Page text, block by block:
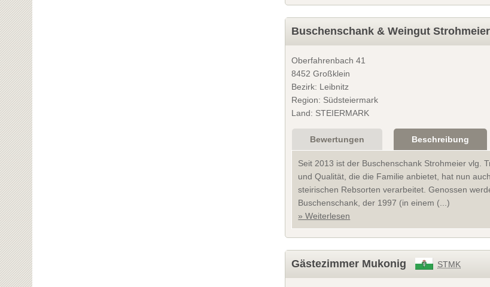
Buschenschank & Weingut
Oberfahrenbach 41
8452 Großklein
Bezirk: Leibnitz
Region: Südsteiermark
Land: STEIERMARK
Bewertungen Beschreibung
Seit 2013 ist der Buschenschank Strohmeier vlg.
und Qualität, die die Familie anbietet, hat nun
steirischen Rebsorten verarbeitet. Genossen
Buschenschank, der 1997 (in einem (...)
» Weiterlesen
Gästezimmer Mukonig STMK